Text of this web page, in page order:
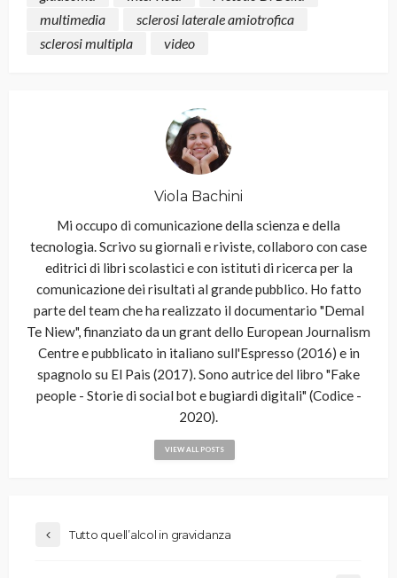
multimedia
sclerosi laterale amiotrofica
sclerosi multipla
video
Viola Bachini
Mi occupo di comunicazione della scienza e della
tecnologia. Scrivo su giornali e riviste, collaboro con case
editrici di libri scolastici e con istituti di ricerca per la
comunicazione dei risultati al grande pubblico. Ho fatto
parte del team che ha realizzato il documentario "Demal
Te Niew", finanziato da un grant dello European Journalism
Centre e pubblicato in italiano sull'Espresso (2016) e in
spagnolo su El Pais (2017). Sono autrice del libro "Fake
people - Storie di social bot e bugiardi digitali" (Codice -
2020).
VIEW ALL POSTS
Tutto quell’alcol in gravidanza